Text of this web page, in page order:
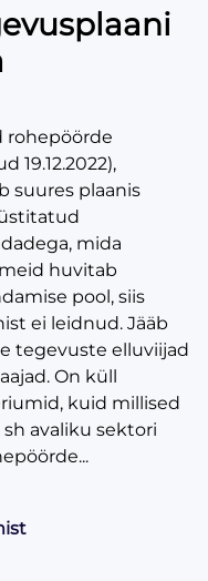
rohepöörde
19.12.2022),
suures plaanis
mida
huvitab
pool, siis
ei leidnud. Jääb
tegevuste elluviijad
On küll
kuid millised
avaliku sektori